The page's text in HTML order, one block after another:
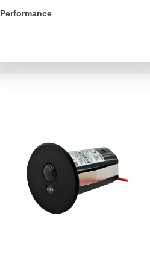
Performance